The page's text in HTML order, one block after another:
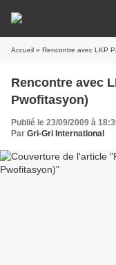
Accueil » Rencontre avec LKP
Rencontre avec
Pwofitasyon)
Publié le 23/09/2009 à
Par Gri-Gri International